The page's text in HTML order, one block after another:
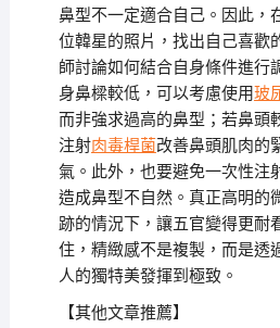
鼻型不一定適合自己。因此，
位韓星的照片，找出自己喜歡
師討論如何結合自身條件進行
身鼻樑較低，可以考慮使用玻
而非強求過高的鼻型；若鼻頭
注射肉毒桿菌改善鼻頭肌肉的
氣。此外，也要避免一次性注
造成鼻型不自然。真正高明的
跡的情況下，讓五官變得更耐
住，精緻感不是複製，而是透
人的獨特美發揮到極致。
【其他文章推薦】